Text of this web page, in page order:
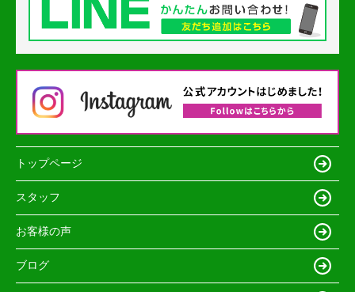
トップページ
スタッフ
お客様の声
ブログ